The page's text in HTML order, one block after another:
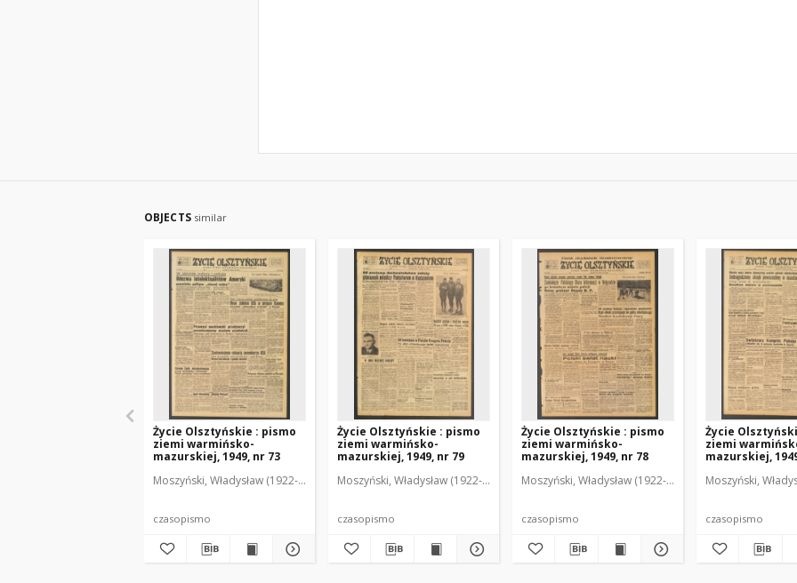
OBJECTS similar
Życie Olsztyńskie : pismo
ziemi warmińsko-
mazurskiej, 1949, nr 73
Moszyński, Władysław (1922-2001). Red. Mroczkowski, Włodzimierz (1902-1971). Red. Osiecki, Andrzej. Red.
czasopismo
Życie Olsztyńskie : pismo
ziemi warmińsko-
mazurskiej, 1949, nr 79
Moszyński, Władysław (1922-2001). Red. Mroczkowski, Włodzimierz (1902-1971). Red.
czasopismo
Życie Olsztyńskie : pismo
ziemi warmińsko-
mazurskiej, 1949, nr 78
Moszyński, Władysław (1922-2001). Red. Mroczkowski,
czasopismo
Życie
ziemi
mazurskiej,
Moszyński,
czasopismo